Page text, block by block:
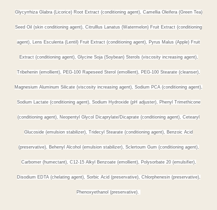
Glycyrrhiza Glabra (Licorice) Root Extract (conditioning agent), Camellia Oleifera (Green Tea)
Seed Oil (skin conditioning agent), Citrulllus Lanatus (Watermelon) Fruit Extract (conditioning
agent), Lens Esculenta (Lentil) Fruit Extract (conditioning agent), Pyrus Malus (Apple) Fruit
Extract (conditioning agent), Glycine Soja (Soybean) Sterols (viscosity increasing agent),
Tribehenin (emollient), PEG-100 Rapeseed Sterol (emollient), PEG-100 Stearate (cleanser),
Magnesium Aluminum Silicate (viscosity increasing agent), Sodium PCA (conditioning agent),
Sodium Lactate (conditioning agent), Sodium Hydroxide (pH adjuster), Phenyl Trimethicone
(conditioning agent), Neopentyl Glycol Dicaprylate/Dicaprate (conditioning agent), Cetearyl
Glucoside (emulsion stabilizer), Tridecyl Stearate (conditioning agent), Benzoic Acid
(preservative), Behenyl Alcohol (emulsion stabilizer), Sclertoum Gum (conditioning agent),
Carbomer (humectant), C12-15 Alkyl Benzoate (emollient), Polysorbate 20 (emulsifier),
Disodium EDTA (chelating agent), Sorbic Acid (preservative), Chlorphenesin (preservative),
Phenoxyethanol (preservative).